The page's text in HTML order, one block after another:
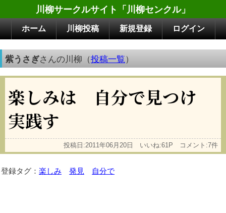
川柳サークルサイト「川柳センクル」
ホーム 川柳投稿 新規登録 ログイン
紫うさぎさんの川柳（投稿一覧）
楽しみは 自分で見つけ
実践す
投稿日:2011年06月20日 いいね:61P コメント:7件
登録タグ： 楽しみ 発見 自分で